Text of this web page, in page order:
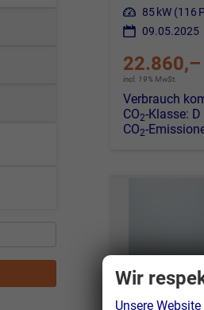
Leistung 85 kW (116
09.05.2025
22.860,–
incl. 19% MwSt.
Verbrauch
CO2-Klasse: D
CO2-
Wir
Unsere